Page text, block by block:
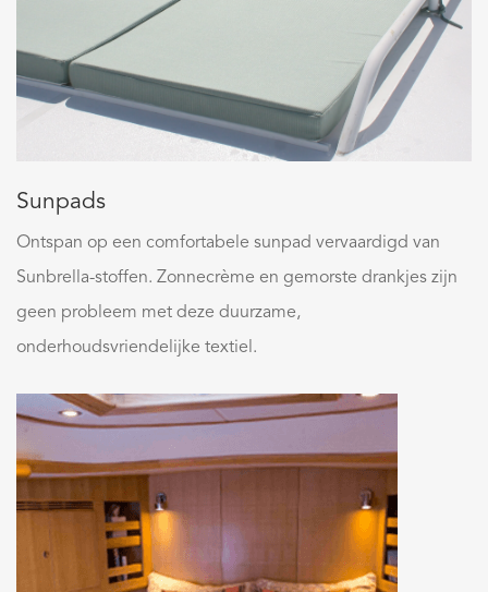
Sunpads
Ontspan op een comfortabele sunpad vervaardigd van
Sunbrella-stoffen. Zonnecrème en gemorste drankjes zijn
geen probleem met deze duurzame,
onderhoudsvriendelijke textiel.